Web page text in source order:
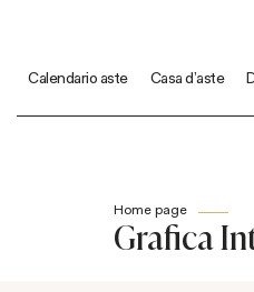
Calendario aste Casa d'aste
Home page
Grafica